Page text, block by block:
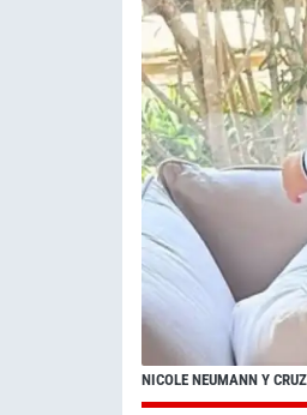
NICOLE NEUMANN Y